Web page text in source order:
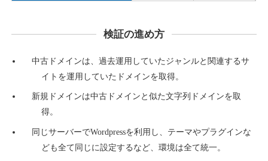
詳細を見る
countdown-x.com
ジャンル その他
39 外部リンク数479 ドメイン年齢
10,800円
検証の進め方
中古ドメインは、過去運用していたジャンルと関連するサ
イトを運用していたドメインを取得。
新規ドメインは中古ドメインと似た文字列ドメインを取
得。
同じサーバーでWordpressを利用し、テーマやプラグインな
ども全て同じに設定するなど、環境は全て統一。